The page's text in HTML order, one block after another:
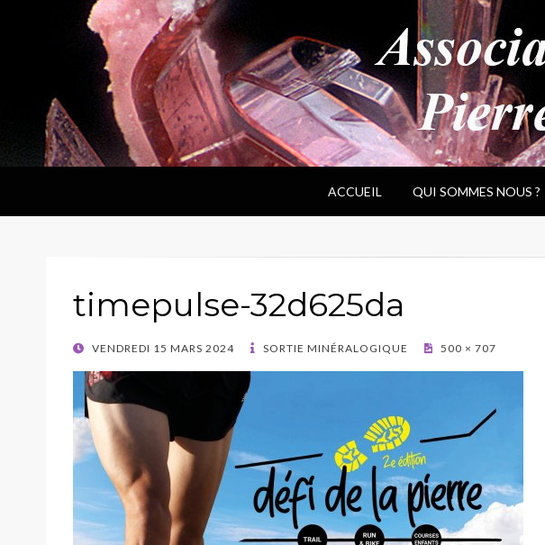
ANPF
Association Nantaise Pierres et Fossiles
ACCUEIL QUI SOMMES NOUS ?
timepulse-32d625da
POSTED
VENDREDI 15 MARS 2024 SORTIE MINÉRALOGIQUE 500 × 707